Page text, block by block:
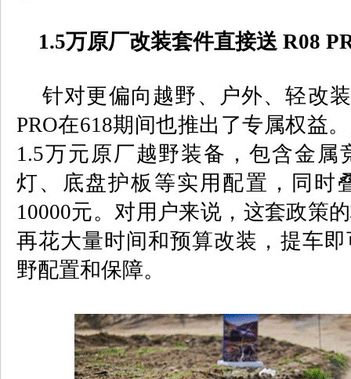
1.5万原厂改装套件直接送R08
针对更偏向越野、户外、轻改
PRO在618期间也推出了专属权益
1.5万元原厂越野装备，包含金属
灯、底盘护板等实用配置，同时
10000元。对用户来说，这套政策
再花大量时间和预算改装，提车
野配置和保障。